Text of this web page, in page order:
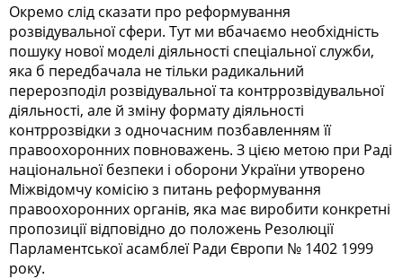
Окремо слід сказати про реформування
розвідувальної сфери. Тут ми вбачаємо необхідність
пошуку нової моделі діяльності спеціальної служби,
яка б передбачала не тільки радикальний
перерозподіл розвідувальної та контррозвідувальної
діяльності, але й зміну формату діяльності
контррозвідки з одночасним позбавленням її
правоохоронних повноважень. З цією метою при Раді
національної безпеки і оборони України утворено
Міжвідомчу комісію з питань реформування
правоохоронних органів, яка має виробити конкретні
пропозиції відповідно до положень Резолюції
Парламентської асамблеї Ради Європи № 1402 1999
року.